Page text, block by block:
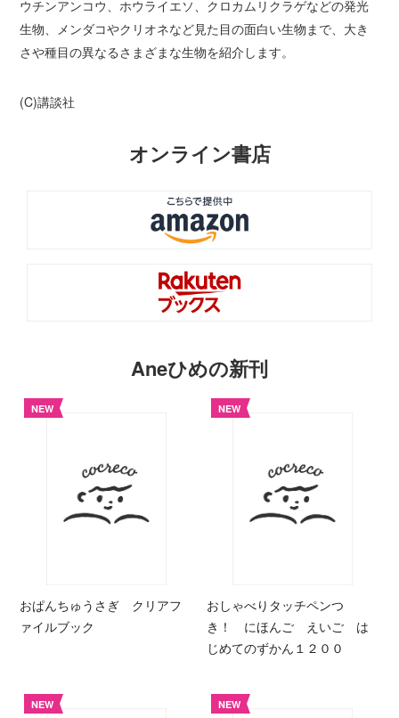
ウチンアンコウ、ホウライエソ、クロカムリクラゲなどの発光
生物、メンダコやクリオネなど見た目の面白い生物まで、大き
さや種目の異なるさまざまな生物を紹介します。
(C)講談社
オンライン書店
Aneひめの新刊
NEW
おぱんちゅうさぎ クリアフ
ァイルブック
NEW
おしゃべりタッチペンつ
き！ にほんご えいご は
じめてのずかん１２００
NEW NEW